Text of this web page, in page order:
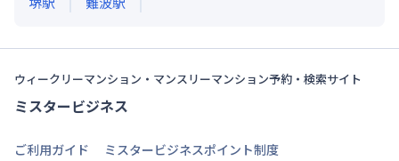
ウィークリーマンション・マンスリーマンション予約・検索サイト
ミスタービジネス
ご利用ガイド ミスタービジネスポイント制度